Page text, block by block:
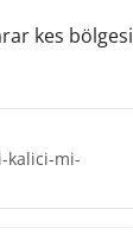
kes bölgesi
kalici-mi-